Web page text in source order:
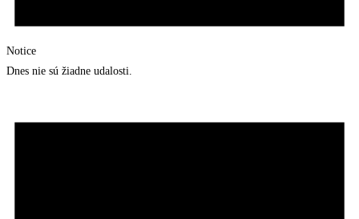
Notice
Dnes nie sú žiadne udalosti.